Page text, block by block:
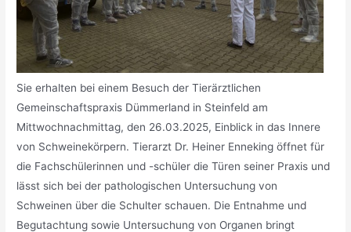
Sie erhalten bei einem Besuch der Tierärztlichen
Gemeinschaftspraxis Dümmerland in Steinfeld am
Mittwochnachmittag, den 26.03.2025, Einblick in das Innere
von Schweinekörpern. Tierarzt Dr. Heiner Enneking öffnet für
die Fachschülerinnen und -schüler die Türen seiner Praxis und
lässt sich bei der pathologischen Untersuchung von
Schweinen über die Schulter schauen. Die Entnahme und
Begutachtung sowie Untersuchung von Organen bringt